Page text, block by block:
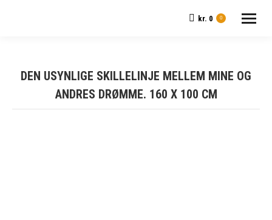
kr. 0 0
DEN USYNLIGE SKILLELINJE MELLEM MINE OG
ANDRES DRØMME. 160 X 100 CM